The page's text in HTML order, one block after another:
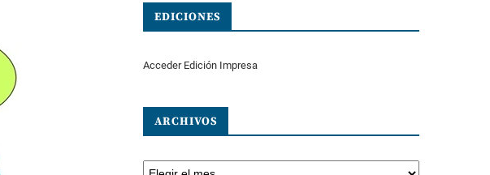
EDICIONES
Acceder Edición Impresa
ARCHIVOS